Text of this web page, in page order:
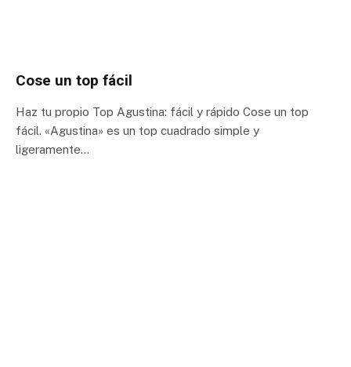
Cose un top fácil
Haz tu propio Top Agustina: fácil y rápido Cose un top
fácil. «Agustina» es un top cuadrado simple y
ligeramente…